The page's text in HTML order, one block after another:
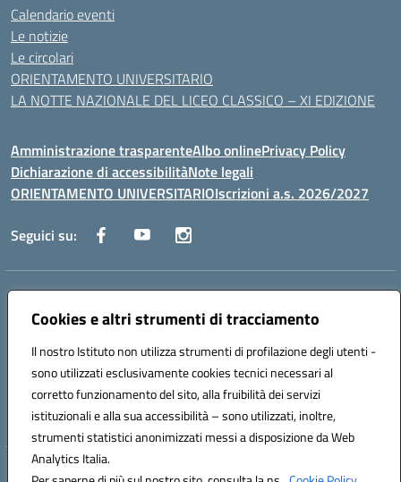
Cookies e altri strumenti di tracciamento
Il nostro Istituto non utilizza strumenti di profilazione degli utenti -
sono utilizzati esclusivamente cookies tecnici necessari al
corretto funzionamento del sito, alla fruibilità dei servizi
istituzionali e alla sua accessibilità – sono utilizzati, inoltre,
strumenti statistici anonimizzati messi a disposizione da Web
Analytics Italia.
Calendario eventi
Le notizie
Le circolari
ORIENTAMENTO UNIVERSITARIO
LA NOTTE NAZIONALE DEL LICEO CLASSICO – XI EDIZIONE
Amministrazione trasparenteAlbo onlinePrivacy Policy
Dichiarazione di accessibilitàNote legali
ORIENTAMENTO UNIVERSITARIOIscrizioni a.s. 2026/2027
Seguici su:
Indirizzo:
Centralino:0882 331218 Email:fgps210002@istruzione.it
Codice fiscale: 93071630714
Codice meccanografico:
FGPS210002
Codice unico di fatturazione (CUF): UF7W9K
Hosting & Powered by 3D Solution S.r.l.